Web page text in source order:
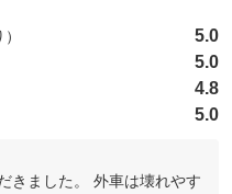
）
5.0
5.0
4.8
5.0
きました。 外車は壊れやす